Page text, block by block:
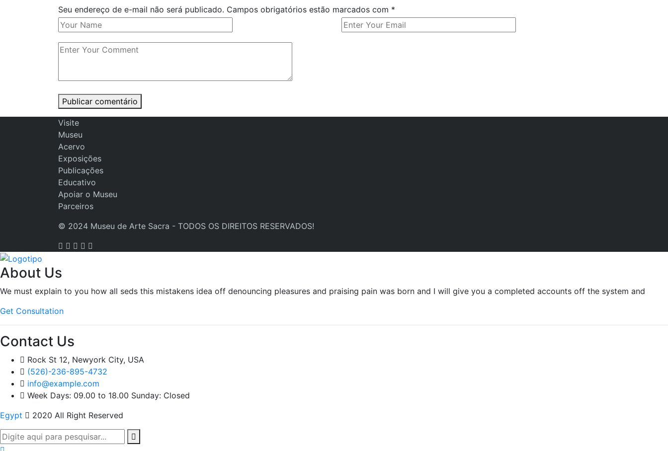
Seu endereço de e-mail não será publicado. Campos obrigatórios estão marcados com *
Publicar comentário
Visite
Museu
Acervo
Exposições
Publicações
Educativo
Apoiar o Museu
Parceiros
© 2024 Museu de Arte Sacra - TODOS OS DIREITOS RESERVADOS!
About Us
We must explain to you how all seds this mistakens idea off denouncing pleasures and praising pain was born and I will give you a completed accounts off the system and
Get Consultation
Contact Us
Rock St 12, Newyork City, USA
(526)-236-895-4732
info@example.com
Week Days: 09.00 to 18.00 Sunday: Closed
Egypt
2020 All Right Reserved